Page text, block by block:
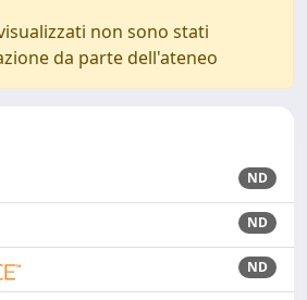
non sono stati
da parte dell'ateneo
ND
ND
ND